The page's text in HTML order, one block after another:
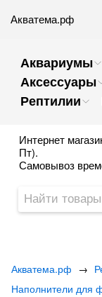
Акватема.рф
Аквариумы
Аксессуары
Рептилии
Интернет
Пт).
Самовывоз
Акватема.рф →
Наполнители для